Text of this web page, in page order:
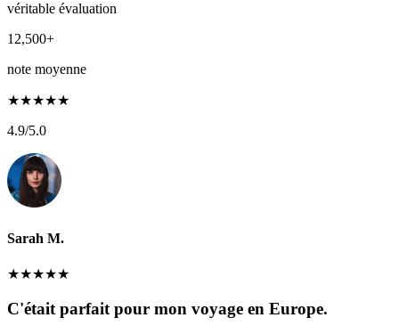
véritable évaluation
12,500+
note moyenne
★★★★★
4.9/5.0
Sarah M.
★★★★★
C'était parfait pour mon voyage en Europe.